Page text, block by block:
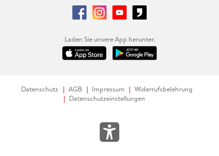
Laden Sie unsere App herunter.
Datenschutz AGB Impressum
Widerrufsbelehrung
Datenschutzeinstellungen